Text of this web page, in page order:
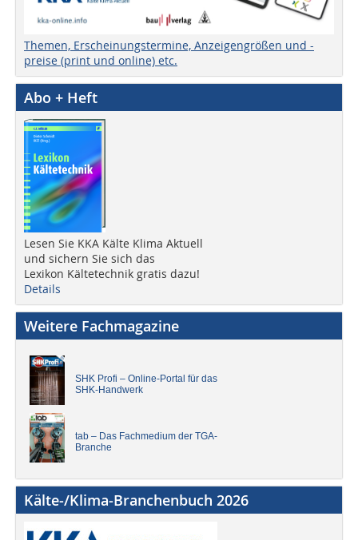
Themen, Erscheinungstermine, Anzeigengrößen und -
preise (print und online) etc.
Abo + Heft
Lesen Sie KKA Kälte Klima Aktuell
und sichern Sie sich das
Lexikon Kältetechnik gratis dazu!
Details
Weitere Fachmagazine
SHK Profi – Online-Portal für das
SHK-Handwerk
tab – Das Fachmedium der TGA-
Branche
Kälte-/Klima-Branchenbuch 2026